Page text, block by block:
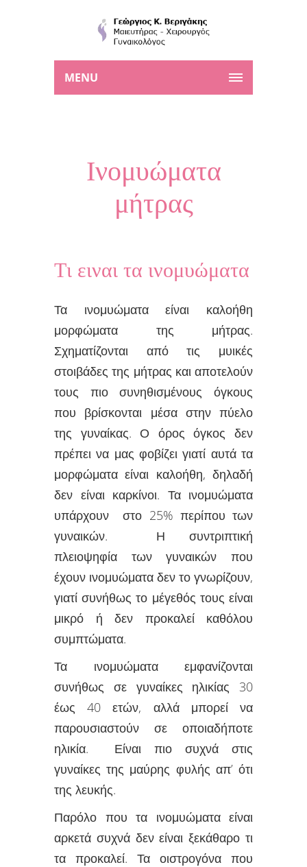
MENU
Ινομυώματα
μήτρας
Tι ειναι τα ινομυώματα
Τα ινομυώματα είναι καλοήθη
μορφώματα της μήτρας.
Σχηματίζονται από τις μυικές
στοιβάδες της μήτρας και αποτελούν
τους πιο συνηθισμένους όγκους
που βρίσκονται μέσα στην πύελο
της γυναίκας. Ο όρος όγκος δεν
πρέπει να μας φοβίζει γιατί αυτά τα
μορφώματα είναι καλοήθη, δηλαδή
δεν είναι καρκίνοι. Τα ινομυώματα
υπάρχουν στο 25% περίπου των
γυναικών. Η συντριπτική
πλειοψηφία των γυναικών που
έχουν ινομυώματα δεν το γνωρίζουν,
γιατί συνήθως το μέγεθός τους είναι
μικρό ή δεν προκαλεί καθόλου
συμπτώματα.
Τα ινομυώματα εμφανίζονται
συνήθως σε γυναίκες ηλικίας 30
έως 40 ετών, αλλά μπορεί να
παρουσιαστούν σε οποιαδήποτε
ηλικία. Είναι πιο συχνά στις
γυναίκες της μαύρης φυλής απ’ ότι
της λευκής.
Παρόλο που τα ινομυώματα είναι
αρκετά συχνά δεν είναι ξεκάθαρο τι
τα προκαλεί. Τα οιστρογόνα που